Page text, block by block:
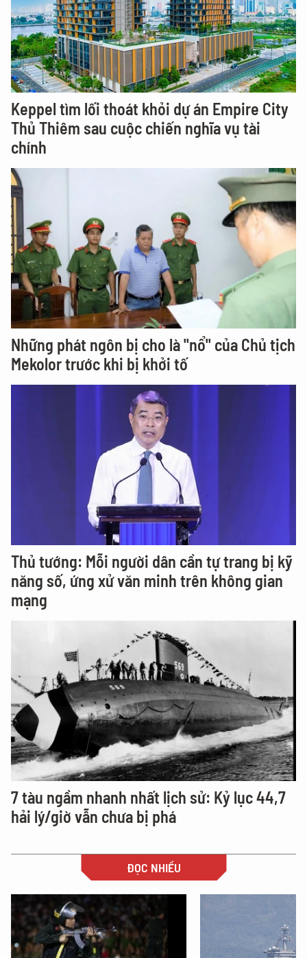
Keppel tìm lối thoát khỏi dự án Empire City
Thủ Thiêm sau cuộc chiến nghĩa vụ tài
chính
Những phát ngôn bị cho là "nổ" của Chủ tịch
Mekolor trước khi bị khởi tố
Thủ tướng: Mỗi người dân cần tự trang bị kỹ
năng số, ứng xử văn minh trên không gian
mạng
7 tàu ngầm nhanh nhất lịch sử: Kỷ lục 44,7
hải lý/giờ vẫn chưa bị phá
ĐỌC NHIỀU